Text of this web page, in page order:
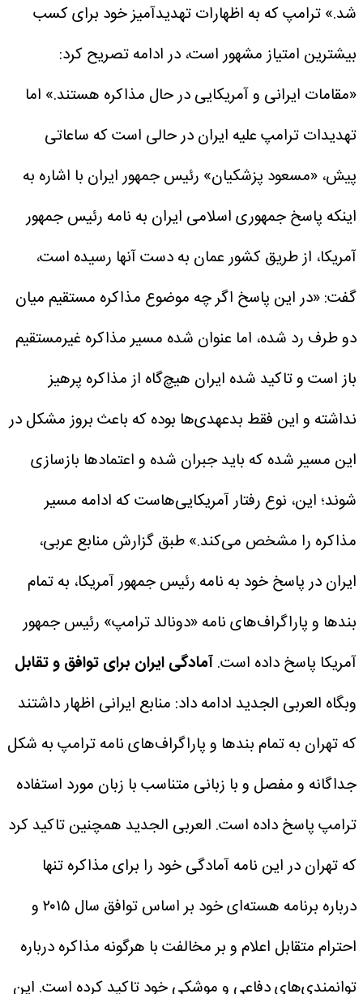
شد.»ترامپ که به اظهارات تهدیدآمیز خود برای کسب
بیشترین امتیاز مشهور است، در ادامه تصریح کرد:
«مقامات ایرانی و آمریکایی در حال مذاکره هستند.» اما
تهدیدات ترامپ علیه ایران در حالی است که ساعاتی
پیش، «مسعود پزشکیان» رئیس جمهور ایران با اشاره به
اینکه پاسخ جمهوری اسلامی ایران به نامه رئیس جمهور
آمریکا، از طریق کشور عمان به دست آنها رسیده است،
گفت: «در این پاسخ اگر چه موضوع مذاکره مستقیم میان
دو طرف رد شده، اما عنوان شده مسیر مذاکره غیرمستقیم
باز است و تاکید شده ایران هیچ‌گاه از مذاکره پرهیز
نداشته و این فقط بدعهدی‌ها بوده که باعث بروز مشکل در
این مسیر شده که باید جبران شده و اعتمادها بازسازی
شوند؛ این، نوع رفتار آمریکایی‌هاست که ادامه مسیر
مذاکره را مشخص می‌کند.»طبق گزارش منابع عربی،
ایران در پاسخ خود به نامه رئیس جمهور آمریکا، به تمام
بندها و پاراگراف‌های نامه «دونالد ترامپ» رئیس جمهور
آمریکا پاسخ داده است.آمادگی ایران برای توافق و تقابل
وبگاه العربی الجدید ادامه داد: منابع ایرانی اظهار داشتند
که تهران به تمام بندها و پاراگراف‌های نامه ترامپ به شکل
جداگانه و مفصل و با زبانی متناسب با زبان مورد استفاده
ترامپ پاسخ داده است. العربی الجدید همچنین تاکید کرد
که تهران در این نامه آمادگی خود را برای مذاکره تنها
درباره برنامه هسته‌ای خود بر اساس توافق سال ۲۰۱۵ و
احترام متقابل اعلام و بر مخالفت با هرگونه مذاکره درباره
توانمندی‌های دفاعی و موشکی خود تاکید کرده است. این